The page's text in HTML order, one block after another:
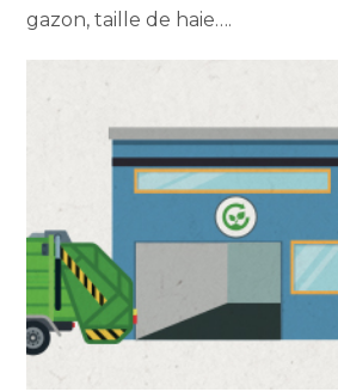
gazon, taille de haie….